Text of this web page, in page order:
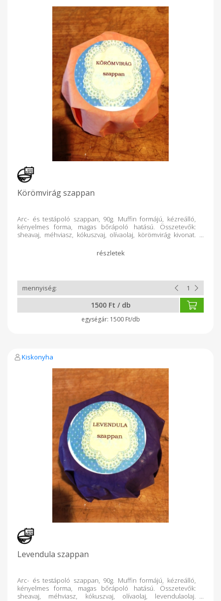
Körömvirág szappan
Arc- és testápoló szappan, 90g. Muffin formájú, kézreálló,
kényelmes forma, magas bőrápoló hatású. Összetevők:
sheavaj, méhviasz, kókuszvaj, olívaolaj, körömvirág kivonat.
ellen,bőrgyulladásra;hámosít,fertőtlenít.
1500 Ft / db
1500 Ft/db
Kiskonyha
Levendula szappan
Arc- és testápoló szappan, 90g. Muffin formájú, kézreálló,
kényelmes forma, magas bőrápoló hatású. Összetevők:
sheavaj, méhviasz, kókuszvaj, olívaolaj, levendulaolaj.